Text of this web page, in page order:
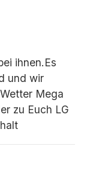
ihnen.Es
und wir
Mega
zu Euch LG